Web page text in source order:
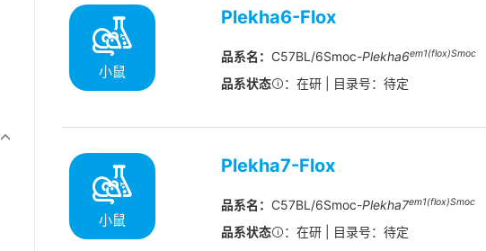
小鼠
Plekha6-Flox
品系名： C57BL/6Smoc-Plekha6em1(flox)Smoc
品系状态 ：在研 | 目录号：待定
小鼠
Plekha7-Flox
品系名： C57BL/6Smoc-Plekha7em1(flox)Smoc
品系状态 ：在研 | 目录号：待定